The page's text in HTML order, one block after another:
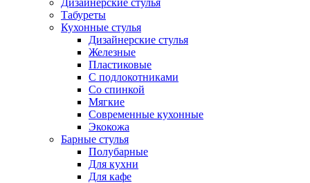
Дизайнерские стулья
Табуреты
Кухонные стулья
Дизайнерские стулья
Железные
Пластиковые
С подлокотниками
Со спинкой
Мягкие
Современные кухонные
Экокожа
Барные стулья
Полубарные
Для кухни
Для кафе